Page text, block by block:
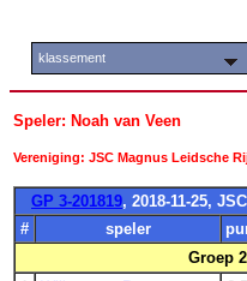
klassement
Speler: Noah van Veen
Vereniging: JSC Magnus Leidsche
GP 3-201819, 2018-11-25,
#
speler
Groep